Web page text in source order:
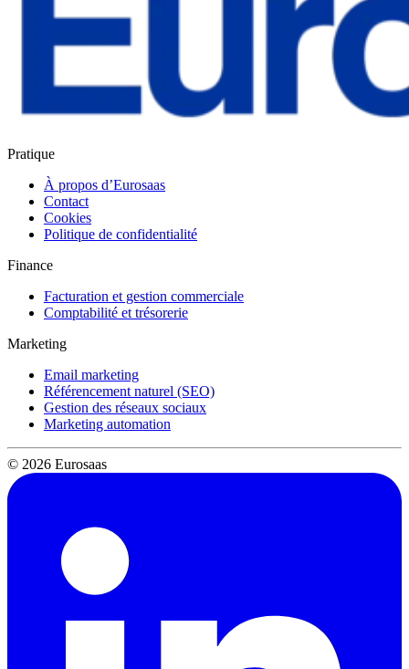
Pratique
À propos d’Eurosaas
Contact
Cookies
Politique de confidentialité
Finance
Facturation et gestion commerciale
Comptabilité et trésorerie
Marketing
Email marketing
Référencement naturel (SEO)
Gestion des réseaux sociaux
Marketing automation
© 2026 Eurosaas